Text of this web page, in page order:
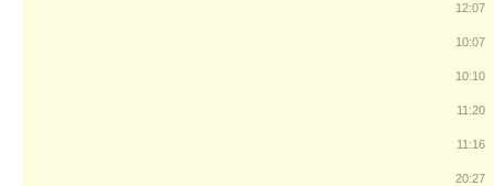
12:07
10:07
10:10
11:20
11:16
20:27